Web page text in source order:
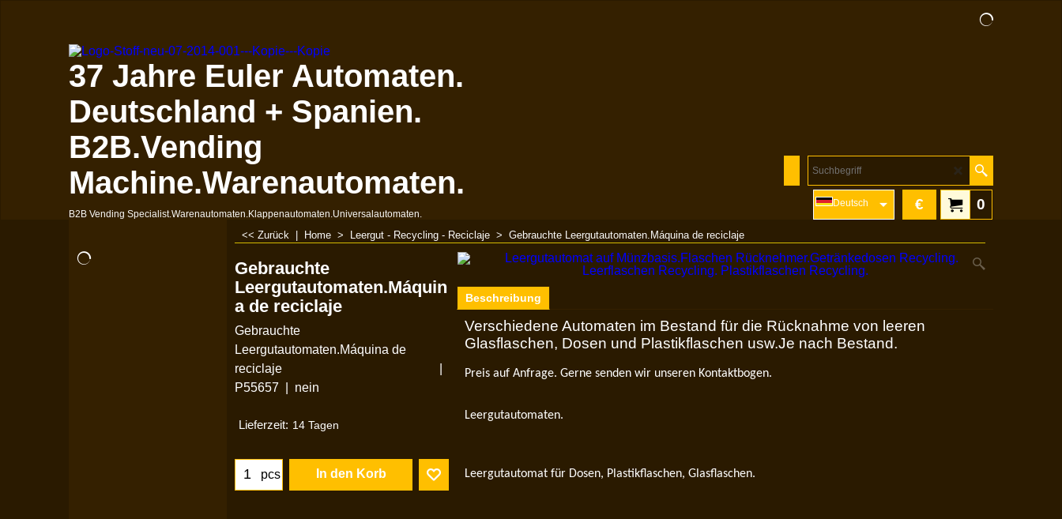
37 Jahre Euler Automaten.
Deutschland + Spanien.
B2B.Vending
Machine.Warenautomaten.
B2B Vending Specialist.Warenautomaten.Klappenautomaten.Universalautomaten.
0
€
Deutsch
<< Zurück Home > Leergut - Recycling - Reciclaje > Gebrauchte Leergutautomaten.Máquina de reciclaje
Gebrauchte
Leergutautomaten.Máquin
a de reciclaje
Gebrauchte
Leergutautomaten.Máquina de
reciclaje
P55657
nein
Lieferzeit: 14 Tagen
pcs In den Korb
Beschreibung
Verschiedene Automaten im Bestand für die Rücknahme von leeren
Glasflaschen, Dosen und Plastikflaschen usw.Je nach Bestand.
Preis auf Anfrage. Gerne senden wir unseren Kontaktbogen.
Leergutautomaten.
Leergutautomat für Dosen, Plastikflaschen, Glasflaschen.